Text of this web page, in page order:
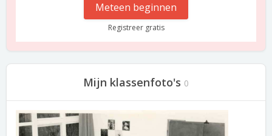
Meteen beginnen
Registreer gratis
Mijn klassenfoto's 0